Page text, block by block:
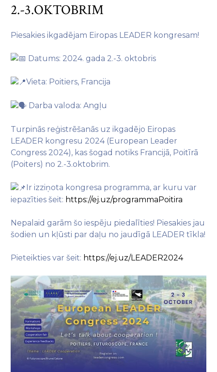
2.-3.OKTOBRIM
Piesakies ikgadējam Eiropas LEADER kongresam!
Datums: 2024. gada 2.-3. oktobris
Vieta: Poitiers, Francija
Darba valoda: Angļu
Turpinās reģistrēšanās uz ikgadējo Eiropas
LEADER kongresu 2024 (European Leader
Congress 2024), kas šogad notiks Francijā, Poitīrā
(Poiters) no 2.-3.oktobrim.
Ir izziņota kongresa programma, ar kuru var
iepazīties šeit: https://ej.uz/programmaPoitira
Nepalaid garām šo iespēju piedalīties! Piesakies jau
šodien un kļūsti par daļu no jaudīgā LEADER tīkla!
Pieteikties var šeit: https://ej.uz/LEADER2024